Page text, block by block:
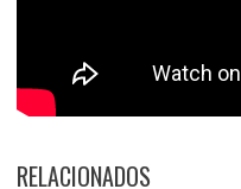
RELACIONADOS